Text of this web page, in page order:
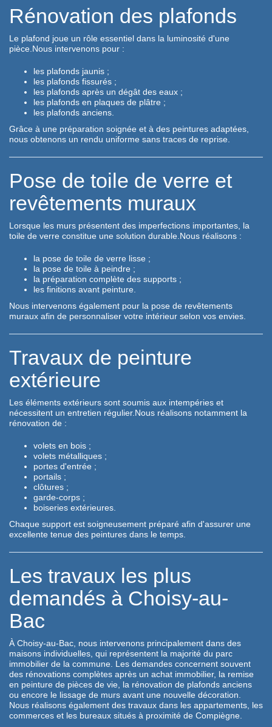
Rénovation des plafonds
Le plafond joue un rôle essentiel dans la luminosité d'une
pièce.Nous intervenons pour :
les plafonds jaunis ;
les plafonds fissurés ;
les plafonds après un dégât des eaux ;
les plafonds en plaques de plâtre ;
les plafonds anciens.
Grâce à une préparation soignée et à des peintures adaptées,
nous obtenons un rendu uniforme sans traces de reprise.
Pose de toile de verre et
revêtements muraux
Lorsque les murs présentent des imperfections importantes, la
toile de verre constitue une solution durable.Nous réalisons :
la pose de toile de verre lisse ;
la pose de toile à peindre ;
la préparation complète des supports ;
les finitions avant peinture.
Nous intervenons également pour la pose de revêtements
muraux afin de personnaliser votre intérieur selon vos envies.
Travaux de peinture
extérieure
Les éléments extérieurs sont soumis aux intempéries et
nécessitent un entretien régulier.Nous réalisons notamment la
rénovation de :
volets en bois ;
volets métalliques ;
portes d'entrée ;
portails ;
clôtures ;
garde-corps ;
boiseries extérieures.
Chaque support est soigneusement préparé afin d'assurer une
excellente tenue des peintures dans le temps.
Les travaux les plus
demandés à Choisy-au-
Bac
À Choisy-au-Bac, nous intervenons principalement dans des
maisons individuelles, qui représentent la majorité du parc
immobilier de la commune. Les demandes concernent souvent
des rénovations complètes après un achat immobilier, la remise
en peinture de pièces de vie, la rénovation de plafonds anciens
ou encore le lissage de murs avant une nouvelle décoration.
Nous réalisons également des travaux dans les appartements, les
commerces et les bureaux situés à proximité de Compiègne.